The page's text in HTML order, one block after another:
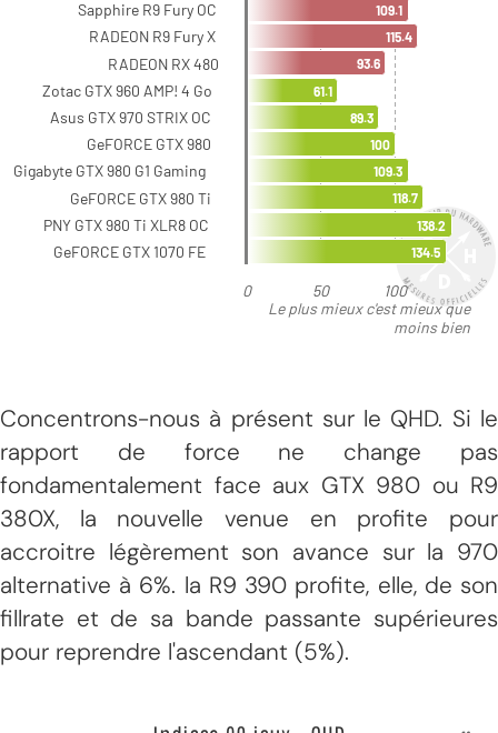
Concentrons-nous à présent sur le QHD. Si le
rapport de force ne change pas
fondamentalement face aux GTX 980 ou R9
380X, la nouvelle venue en profite pour
accroitre légèrement son avance sur la 970
alternative à 6%. la R9 390 profite, elle, de son
fillrate et de sa bande passante supérieures
pour reprendre l'ascendant (5%).